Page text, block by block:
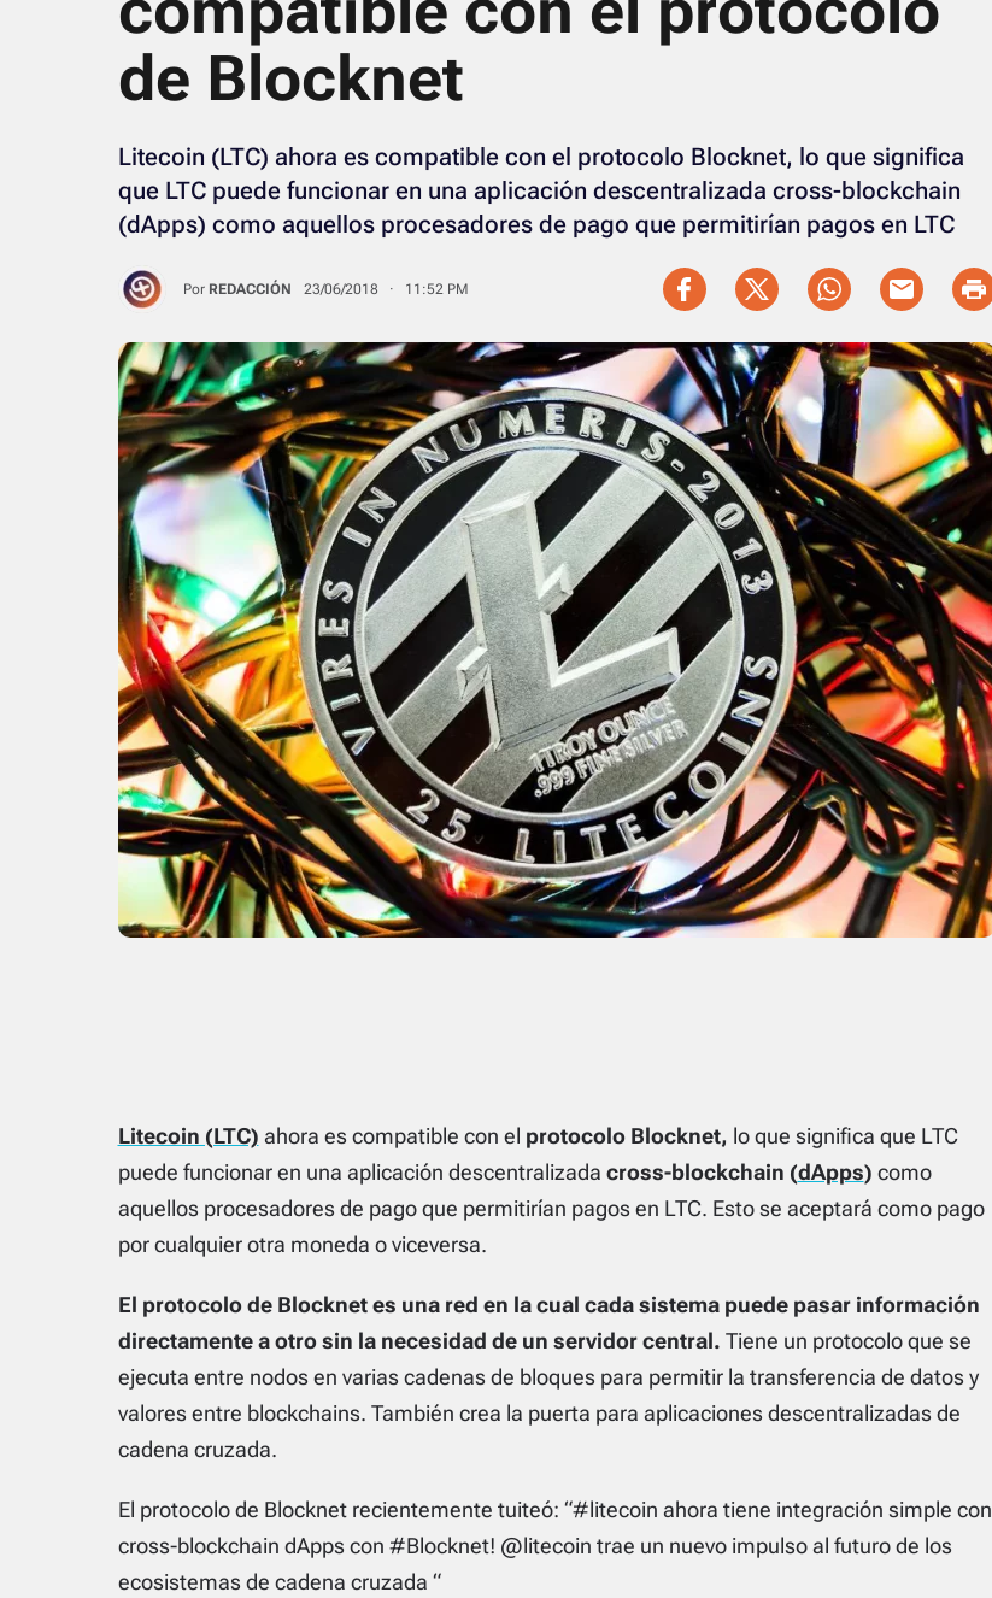
de Blocknet
Litecoin (LTC) ahora es compatible con el protocolo Blocknet, lo que significa
que LTC puede funcionar en una aplicación descentralizada cross-blockchain
(dApps) como aquellos procesadores de pago que permitirían pagos en LTC
Por REDACCIÓN 23/06/2018 · 11:52 PM
Litecoin (LTC) ahora es compatible con el protocolo Blocknet, lo que significa que LTC
puede funcionar en una aplicación descentralizada cross-blockchain (dApps) como
aquellos procesadores de pago que permitirían pagos en LTC. Esto se aceptará como pago
por cualquier otra moneda o viceversa.
El protocolo de Blocknet es una red en la cual cada sistema puede pasar información
directamente a otro sin la necesidad de un servidor central. Tiene un protocolo que se
ejecuta entre nodos en varias cadenas de bloques para permitir la transferencia de datos y
valores entre blockchains. También crea la puerta para aplicaciones descentralizadas de
cadena cruzada.
El protocolo de Blocknet recientemente tuiteó: “#litecoin ahora tiene integración simple con
cross-blockchain dApps con #Blocknet! @litecoin trae un nuevo impulso al futuro de los
ecosistemas de cadena cruzada “